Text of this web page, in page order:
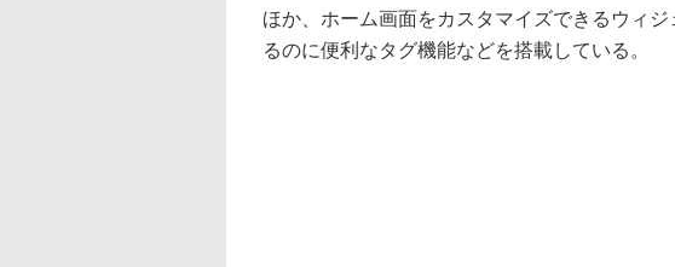
ほか、ホーム画面をカスタマイズできるウィ
るのに便利なタグ機能などを搭載している。